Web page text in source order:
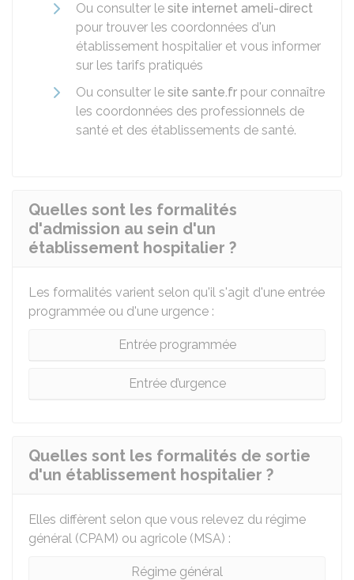
Ou consulter le site internet ameli-direct
pour trouver les coordonnées d'un
établissement hospitalier et vous informer
sur les tarifs pratiqués
Ou consulter le site sante.fr pour connaître
les coordonnées des professionnels de
santé et des établissements de santé.
Quelles sont les formalités
d'admission au sein d'un
établissement hospitalier ?
Les formalités varient selon qu'il s'agit d'une entrée
programmée ou d'une urgence :
Entrée programmée
Entrée d’urgence
Quelles sont les formalités de sortie
d'un établissement hospitalier ?
Elles diffèrent selon que vous relevez du régime
général (CPAM) ou agricole (MSA) :
Régime général